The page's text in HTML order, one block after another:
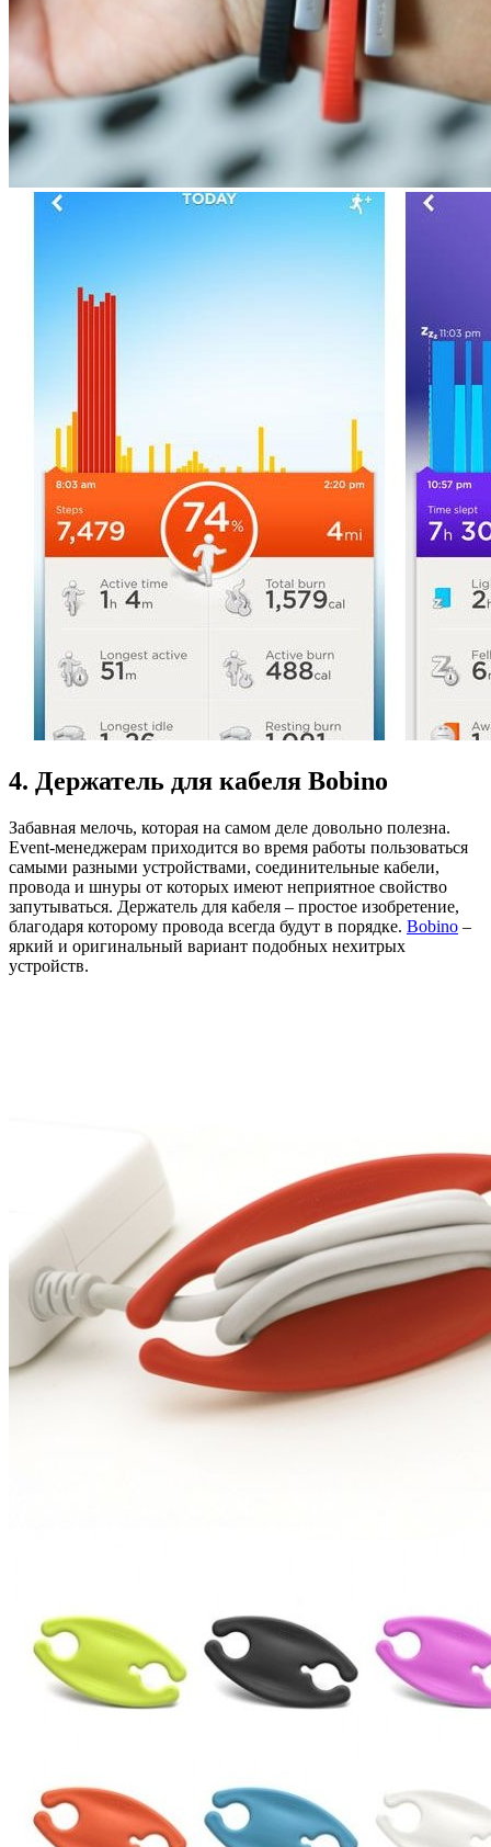
4. Держатель для кабеля Bobino
Забавная мелочь, которая на самом деле довольно полезна.
Еvent-менеджерам приходится во время работы пользоваться
самыми разными устройствами, соединительные кабели,
провода и шнуры от которых имеют неприятное свойство
запутываться. Держатель для кабеля – простое изобретение,
благодаря которому провода всегда будут в порядке. Bobino –
яркий и оригинальный вариант подобных нехитрых
устройств.